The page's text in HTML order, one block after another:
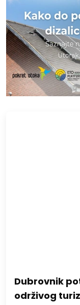
Dubrovnik
održivog